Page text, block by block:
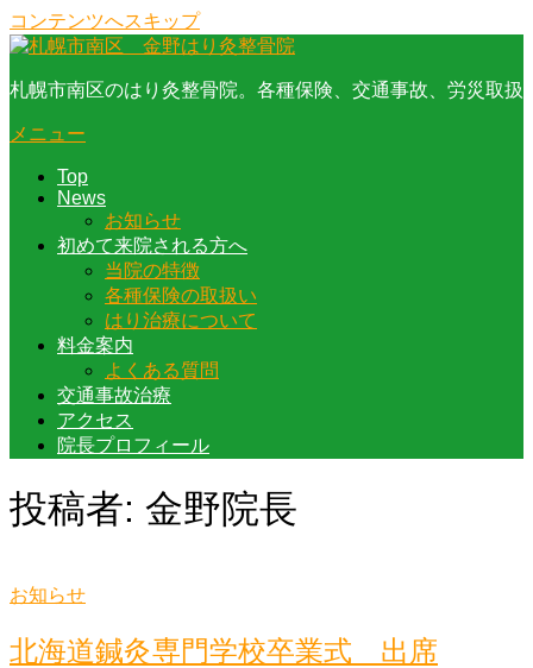
コンテンツへスキップ
札幌市南区のはり灸整骨院。各種保険、交通事故、労災取扱
メニュー
Top
News
お知らせ
初めて来院される方へ
当院の特徴
各種保険の取扱い
はり治療について
料金案内
よくある質問
交通事故治療
アクセス
院長プロフィール
投稿者: 金野院長
お知らせ
北海道鍼灸専門学校卒業式 出席